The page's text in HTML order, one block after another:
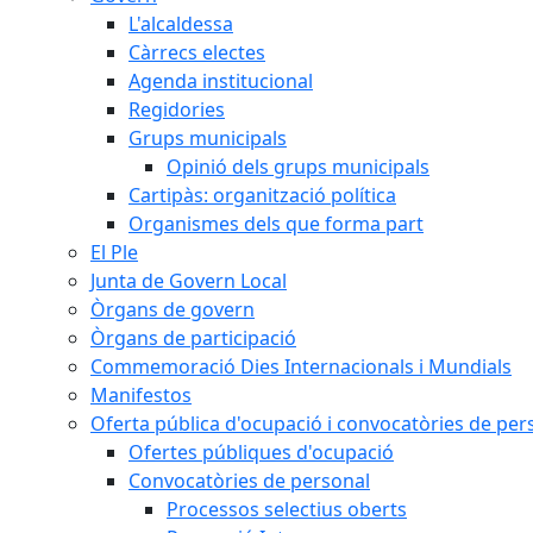
L'alcaldessa
Càrrecs electes
Agenda institucional
Regidories
Grups municipals
Opinió dels grups municipals
Cartipàs: organització política
Organismes dels que forma part
El Ple
Junta de Govern Local
Òrgans de govern
Òrgans de participació
Commemoració Dies Internacionals i Mundials
Manifestos
Oferta pública d'ocupació i convocatòries de
Ofertes públiques d'ocupació
Convocatòries de personal
Processos selectius oberts